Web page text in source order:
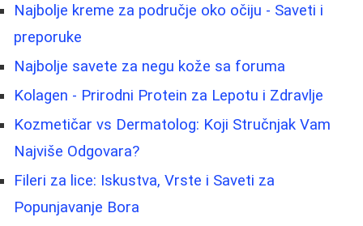
Najbolje kreme za područje oko očiju - Saveti i
preporuke
Najbolje savete za negu kože sa foruma
Kolagen - Prirodni Protein za Lepotu i Zdravlje
Kozmetičar vs Dermatolog: Koji Stručnjak Vam
Najviše Odgovara?
Fileri za lice: Iskustva, Vrste i Saveti za
Popunjavanje Bora